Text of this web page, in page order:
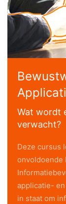
Wat wordt
verwacht?
Deze cursus
onvoldoende
applicatie-
in staat om